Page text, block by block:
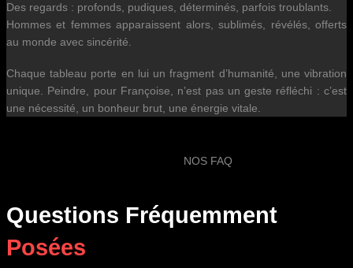
Des regards : profonds, pudiques, déterminés, parfois troublants.
Hommes et femmes apparaissent alors, sublimés, révélés, offerts
au monde avec sincérité.
Chaque tableau porte en lui un fragment d’humanité, une vibration
unique. Peindre, pour Françoise, n’est pas un geste réfléchi : c’est
une nécessité, un bonheur brut, une énergie vitale.
NOS FAQ
Questions Fréquemment
Posées